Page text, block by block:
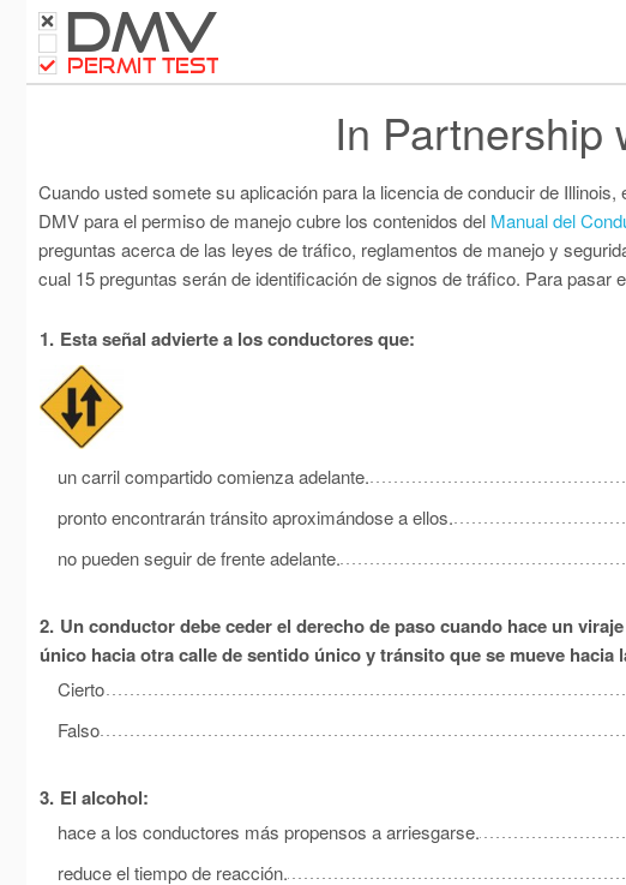
DMV
PERMIT TEST
In Partnership
Cuando usted somete su aplicación para la licencia de conducir de
DMV para el permiso de manejo cubre los contenidos del Manual del
preguntas acerca de las leyes de tráfico, reglamentos de manejo y
cual 15 preguntas serán de identificación de signos de tráfico. Para
1. Esta señal advierte a los conductores que:
un carril compartido comienza adelante.
pronto encontrarán tránsito aproximándose a ellos.
no pueden seguir de frente adelante.
2. Un conductor debe ceder el derecho de paso cuando hace un
único hacia otra calle de sentido único y tránsito que se mueve hacia
Cierto
Falso
3. El alcohol:
hace a los conductores más propensos a arriesgarse.
reduce el tiempo de reacción.